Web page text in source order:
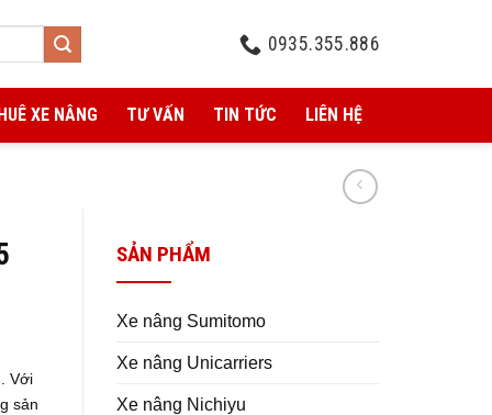
0935.355.886
XE NÂNG TƯ VẤN TIN TỨC LIÊN HỆ
SẢN PHẨM
Xe nâng Sumitomo
Xe nâng Unicarriers
Xe nâng Nichiyu
Với
sản